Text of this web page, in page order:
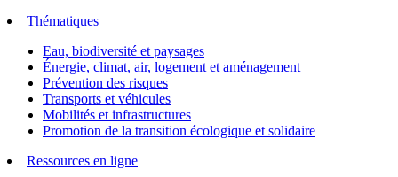
Thématiques
Eau, biodiversité et paysages
Énergie, climat, air, logement et aménagement
Prévention des risques
Transports et véhicules
Mobilités et infrastructures
Promotion de la transition écologique et solidaire
Ressources en ligne